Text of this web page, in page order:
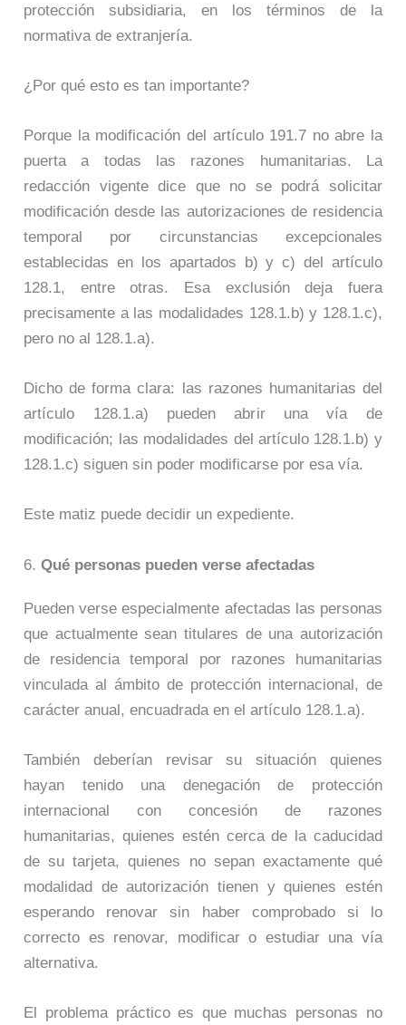
protección subsidiaria, en los términos de la
normativa de extranjería.
¿Por qué esto es tan importante?
Porque la modificación del artículo 191.7 no abre la
puerta a todas las razones humanitarias. La
redacción vigente dice que no se podrá solicitar
modificación desde las autorizaciones de residencia
temporal por circunstancias excepcionales
establecidas en los apartados b) y c) del artículo
128.1, entre otras. Esa exclusión deja fuera
precisamente a las modalidades 128.1.b) y 128.1.c),
pero no al 128.1.a).
Dicho de forma clara: las razones humanitarias del
artículo 128.1.a) pueden abrir una vía de
modificación; las modalidades del artículo 128.1.b) y
128.1.c) siguen sin poder modificarse por esa vía.
Este matiz puede decidir un expediente.
6.Qué personas pueden verse afectadas
Pueden verse especialmente afectadas las personas
que actualmente sean titulares de una autorización
de residencia temporal por razones humanitarias
vinculada al ámbito de protección internacional, de
carácter anual, encuadrada en el artículo 128.1.a).
También deberían revisar su situación quienes
hayan tenido una denegación de protección
internacional con concesión de razones
humanitarias, quienes estén cerca de la caducidad
de su tarjeta, quienes no sepan exactamente qué
modalidad de autorización tienen y quienes estén
esperando renovar sin haber comprobado si lo
correcto es renovar, modificar o estudiar una vía
alternativa.
El problema práctico es que muchas personas no